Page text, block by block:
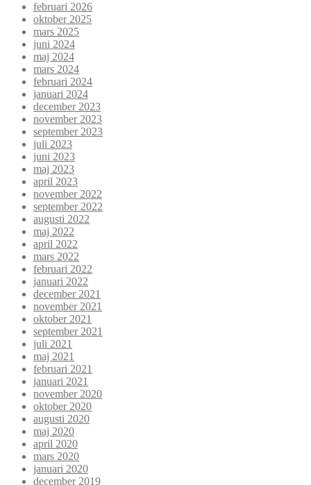
februari 2026
oktober 2025
mars 2025
juni 2024
maj 2024
mars 2024
februari 2024
januari 2024
december 2023
november 2023
september 2023
juli 2023
juni 2023
maj 2023
april 2023
november 2022
september 2022
augusti 2022
maj 2022
april 2022
mars 2022
februari 2022
januari 2022
december 2021
november 2021
oktober 2021
september 2021
juli 2021
maj 2021
februari 2021
januari 2021
november 2020
oktober 2020
augusti 2020
maj 2020
april 2020
mars 2020
januari 2020
december 2019